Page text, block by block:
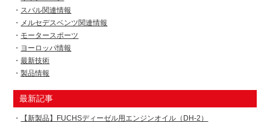
スバル関連情報
メルセデスベンツ関連情報
モータースポーツ
ヨーロッパ情報
最新技術
製品情報
最新記事
【新製品】FUCHSディーゼル用エンジンオイル（DH-2）